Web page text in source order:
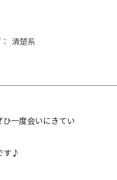
清楚系
一度会いにきてい
す♪